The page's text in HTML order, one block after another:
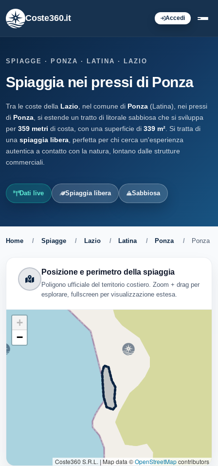
Coste360.it Accedi
SPIAGGE · PONZA · LATINA · LAZIO
Spiaggia nei pressi di Ponza
Tra le coste della Lazio , nel comune di Ponza (Latina), nei pressi
di Ponza , si estende un tratto di litorale sabbiosa che si sviluppa
per 359 metri di costa, con una superficie di 339 m² . Si tratta di
una spiaggia libera , perfetta per chi cerca un'esperienza
autentica a contatto con la natura, lontano dalle strutture
commerciali.
Dati live Spiaggia libera Sabbiosa
Home / Spiagge / Lazio / Latina / Ponza / Ponza
Posizione e perimetro della spiaggia
Poligono ufficiale del territorio costiero. Zoom + drag per
esplorare, fullscreen per visualizzazione estesa.
+
−
Coste360 S.R.L. | Map data ©OpenStreetMapcontributors